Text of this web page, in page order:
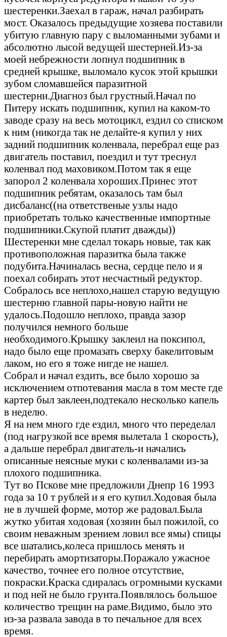
шестеренки.Заехал в гараж, начал разбирать
мост. Оказалось предыдущие хозяева поставили
убитую главную пару с выломанными зубами и
абсолютно лысой ведущей шестерней.Из-за
моей небрежности лопнул подшипник в
средней крышке, выломало кусок этой крышки
зубом сломавшейся паразитной
шестерни.Диагноз был грустный.Начал по
Питеру искать подшипник, купил на каком-то
заводе сразу на весь мотоцикл, ездил со списком
к ним (никогда так не делайте-я купил у них
задний подшипник коленвала, перебрал еще раз
двигатель поставил, поездил и тут треснул
коленвал под маховиком.Потом так я еще
запорол 2 коленвала хороших.Принес этот
подшипник ребятам, оказалось там был
дисбаланс((на ответственые узлы надо
приобретать только качественные импортные
подшипники.Скупой платит дважды))
Шестеренки мне сделал токарь новые, так как
противоположная паразитка была также
подубита.Начиналась весна, сердце пело и я
поехал собирать этот несчастный редуктор.
Собралось все неплохо,нашел старую ведущую
шестерню главной пары-новую найти не
удалось.Подошло неплохо, правда зазор
получился немного больше
необходимого.Крышку заклеил на поксипол,
надо было еще промазать сверху бакелитовым
лаком, но его я тоже нигде не нашел.
Собрал и начал ездить, все было хорошо за
исключением отпотевания масла в том месте где
картер был заклеен,подтекало несколько капель
в неделю.
Я на нем много где ездил, много что переделал
(под нагрузкой все время вылетала 1 скорость),
а дальше перебрал двигатель-и начались
описанные неясные муки с коленвалами из-за
плохого подшипника.
Тут во Пскове мне предложили Днепр 16 1993
года за 10 т рублей и я его купил.Ходовая была
не в лучшей форме, мотор же радовал.Была
жутко убитая ходовая (хозяин был пожилой, со
своим неважным зрением ловил все ямы) спицы
все шатались,колеса пришлось менять и
перебирать амортизаторы.Поражало ужасное
качество, точнее его полное отсутствие,
покраски.Краска сдиралась огромными кусками
и под ней не было грунта.Появлялось большое
количество трещин на раме.Видимо, было это
из-за развала завода в то печальное для всех
время.